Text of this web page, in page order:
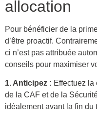
allocation
Pour bénéficier de la
d’être proactif.
ci n’est pas attribuée
conseils pour maximiser
1. Anticipez : Effectuez
de la CAF et de la
idéalement avant la fin du